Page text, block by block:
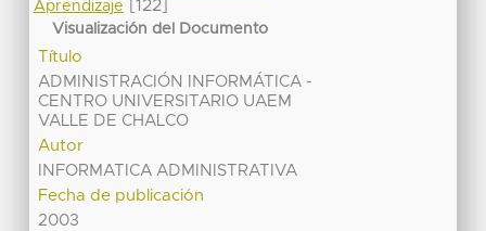
Aprendizaje
[122]
Visualización del Documento
Título
ADMINISTRACIÓN INFORMÁTICA -
CENTRO UNIVERSITARIO UAEM
VALLE DE CHALCO
Autor
INFORMATICA ADMINISTRATIVA
Fecha de publicación
2003